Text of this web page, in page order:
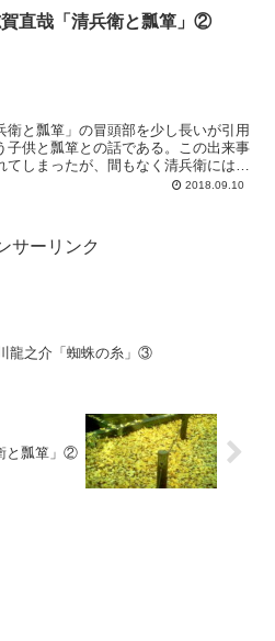
直哉「清兵衛と瓢箪」②
衛と瓢箪」の冒頭部を少し長いが引用
子供と瓢箪との話である。この出来事
しまったが、間もなく清兵衛には瓢
絵を描くことで、彼はかつて...2018.09.10
サーリンク
龍之介「蜘蛛の糸」③
と瓢箪」②